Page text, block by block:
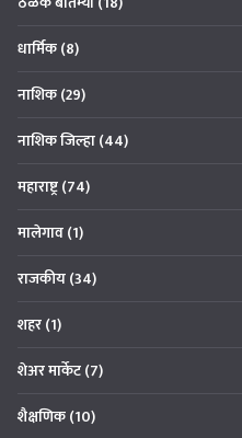
धार्मिक(8)
नाशिक(29)
नाशिक जिल्हा(44)
महाराष्ट्र(74)
मालेगाव(1)
राजकीय(34)
शहर(1)
शेअर मार्केट(7)
शैक्षणिक(10)